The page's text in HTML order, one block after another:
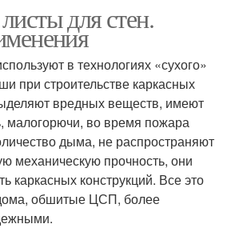
для стен.
в технологиях «сухого»
при строительстве каркасных
вредных веществ, имеют
малогорючи, во время пожара
дыма, не распространяют
механическую прочность, они
каркасных конструкций. Все это
обшитые ЦСП, более